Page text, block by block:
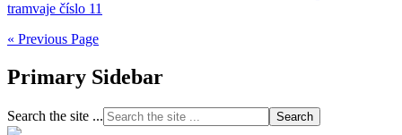
tramvaje číslo 11
« Previous Page
Primary Sidebar
Search the site ...